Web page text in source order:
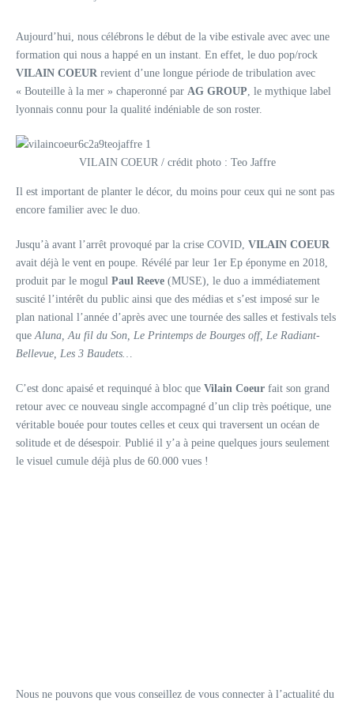
Aujourd’hui, nous célébrons le début de la vibe estivale avec avec une
formation qui nous a happé en un instant. En effet, le duo pop/rock
VILAIN COEUR revient d’une longue période de tribulation avec
« Bouteille à la mer » chaperonné par AG GROUP, le mythique label
lyonnais connu pour la qualité indéniable de son roster.
VILAIN COEUR / crédit photo : Teo Jaffre
Il est important de planter le décor, du moins pour ceux qui ne sont pas
encore familier avec le duo.
Jusqu’à avant l’arrêt provoqué par la crise COVID, VILAIN COEUR
avait déjà le vent en poupe. Révélé par leur 1er Ep éponyme en 2018,
produit par le mogul Paul Reeve (MUSE), le duo a immédiatement
suscité l’intérêt du public ainsi que des médias et s’est imposé sur le
plan national l’année d’après avec une tournée des salles et festivals tels
queAluna, Au fil du Son, Le Printemps de Bourges off, Le Radiant-
Bellevue, Les 3 Baudets…
C’est donc apaisé et requinqué à bloc que Vilain Coeur fait son grand
retour avec ce nouveau single accompagné d’un clip très poétique, une
véritable bouée pour toutes celles et ceux qui traversent un océan de
solitude et de désespoir. Publié il y’a à peine quelques jours seulement
le visuel cumule déjà plus de 60.000 vues !
Nous ne pouvons que vous conseillez de vous connecter à l’actualité du